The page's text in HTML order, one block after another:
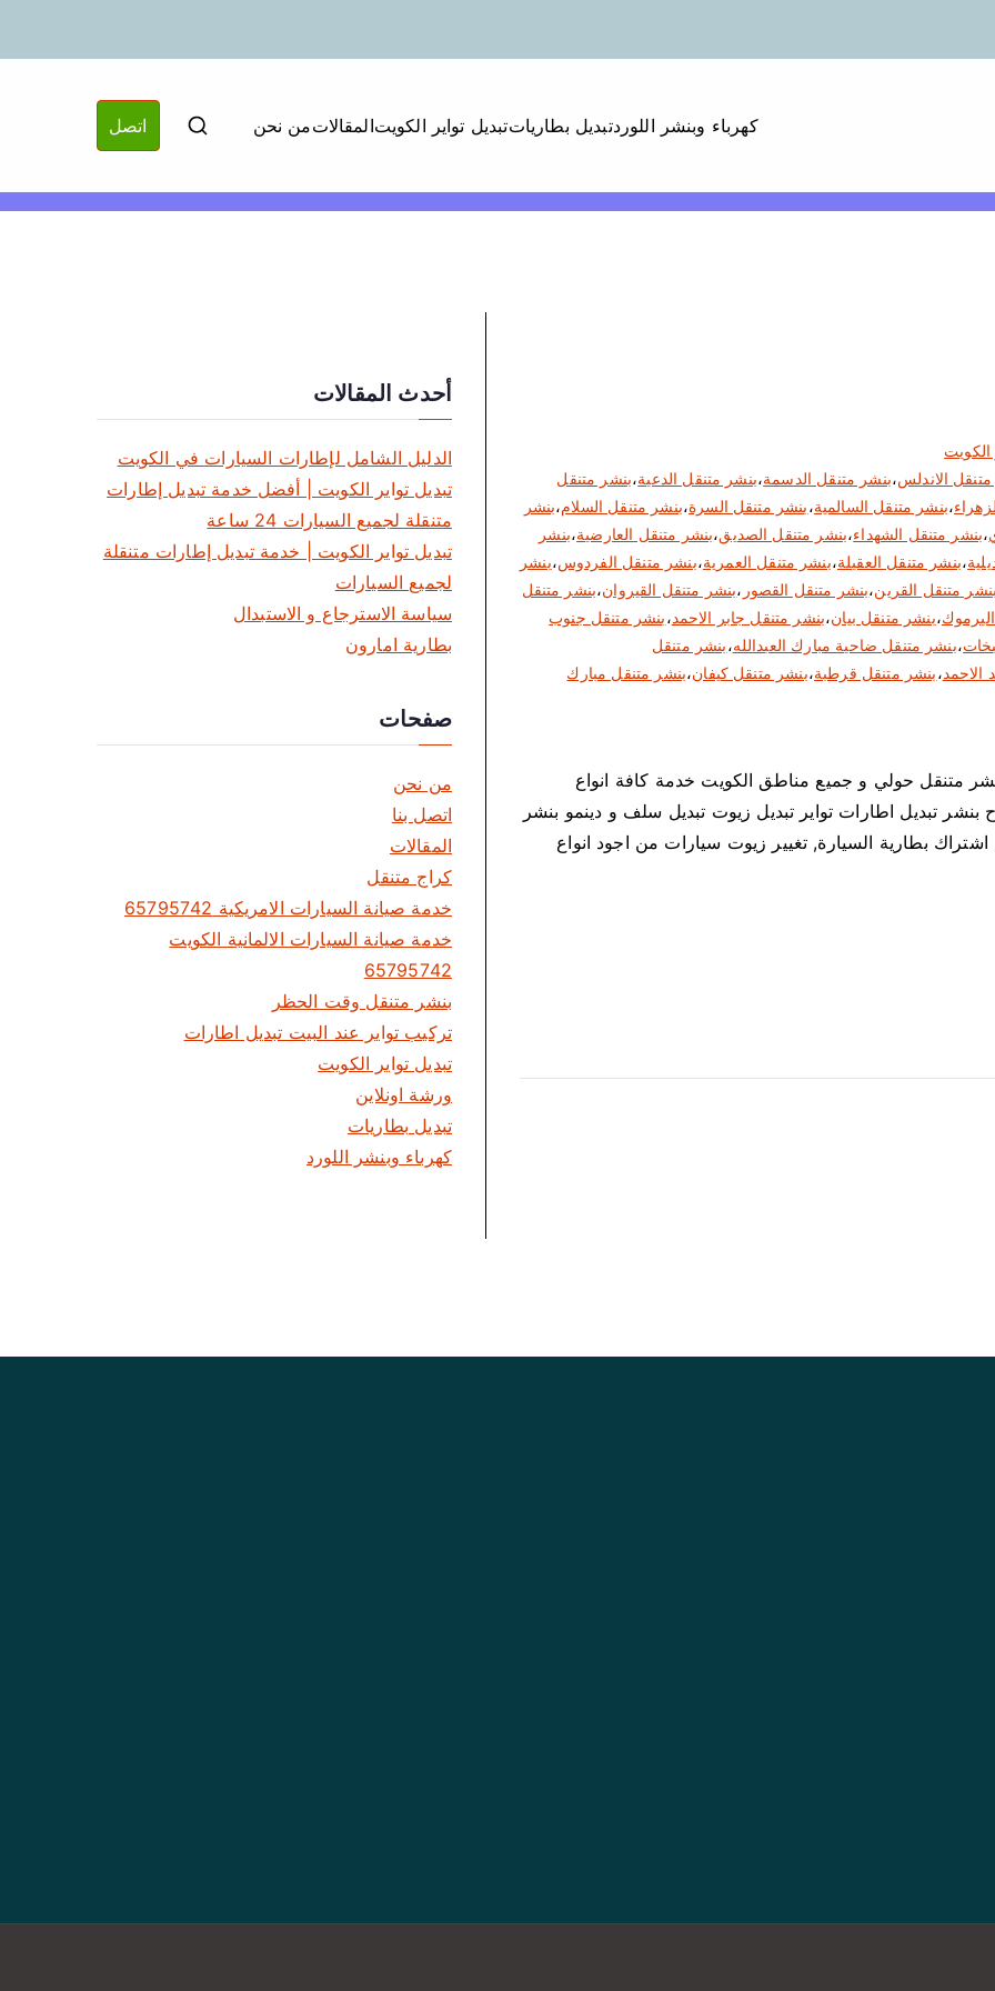
كهرباء وبنشر اللوردتبديل بطارياتتبديل تواير الكويتالمقالاتمن نحن اتصل
الكويت
الاندلس،بنشر متنقل الدسمة،بنشر متنقل الدعية،بنشر متنقل
،بنشر متنقل السالمية،بنشر متنقل السرة،بنشر متنقل السلام،بنشر
،بنشر متنقل الشهداء،بنشر متنقل الصديق،بنشر متنقل العارضية،بنشر
،بنشر متنقل العقيلة،بنشر متنقل العمرية،بنشر متنقل الفردوس،بنشر
بنشر متنقل القرين،بنشر متنقل القصور ،بنشر متنقل القيروان،بنشر متنقل
،بنشر متنقل بيان،بنشر متنقل جابر الاحمد،بنشر متنقل جنوب
،بنشر متنقل ضاحية مبارك العبدالله،بنشر متنقل
الاحمد،بنشر متنقل قرطبة،بنشر متنقل كيفان،بنشر متنقل مبارك
خدمة كهرباء و بنشر متنقل حولي و جميع مناطق الكويت خدمة كافة انواع
تبديل اطارات تواير تبديل زيوت تبديل سلف و دينمو بنشر
بطارية السيارة, تغيير زيوت سيارات من اجود انواع
أحدث المقالات
الدليل الشامل لإطارات السيارات في الكويت
تبديل تواير الكويت | أفضل خدمة تبديل إطارات
متنقلة لجميع السيارات 24 ساعة
تبديل تواير الكويت | خدمة تبديل إطارات متنقلة
لجميع السيارات
سياسة الاسترجاع و الاستبدال
بطارية امارون
صفحات
من نحن
اتصل بنا
المقالات
كراج متنقل
خدمة صيانة السيارات الامريكية 65795742
خدمة صيانة السيارات الالمانية الكويت
65795742
بنشر متنقل وقت الحظر
تركيب تواير عند البيت تبديل اطارات
تبديل تواير الكويت
ورشة اونلاين
تبديل بطاريات
كهرباء وبنشر اللورد